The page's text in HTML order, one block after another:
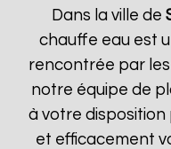
Dans la ville de
chauffe eau est
rencontrée par
notre équipe de
à votre
et efficacement